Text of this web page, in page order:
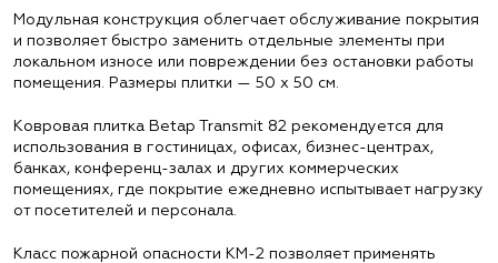
Модульная конструкция облегчает обслуживание покрытия
и позволяет быстро заменить отдельные элементы при
локальном износе или повреждении без остановки работы
помещения. Размеры плитки — 50 х 50 см.
Ковровая плитка Betap Transmit 82 рекомендуется для
использования в гостиницах, офисах, бизнес-центрах,
банках, конференц-залах и других коммерческих
помещениях, где покрытие ежедневно испытывает нагрузку
от посетителей и персонала.
Класс пожарной опасности КМ-2 позволяет применять